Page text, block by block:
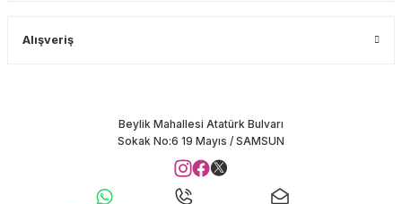
Alışveriş
Beylik Mahallesi Atatürk Bulvarı
Sokak No:6 19 Mayıs / SAMSUN